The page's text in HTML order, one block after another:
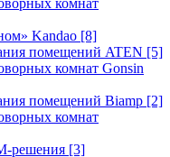
комнат
Kandao [8]
помещений ATEN [5]
комнат Gonsin
помещений Biamp [2]
комнат
решения [3]